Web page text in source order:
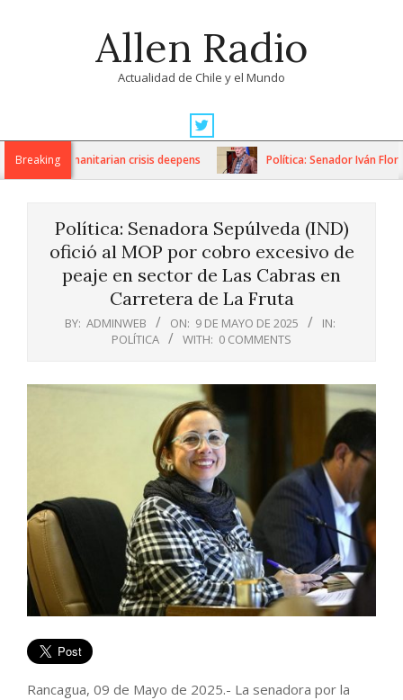
Allen Radio
Actualidad de Chile y el Mundo
Navigation
MenuBreaking
as humanitarian crisis deepens Política: Senador Iván Flores
Política: Senadora Sepúlveda (IND)
ofició al MOP por cobro excesivo de
peaje en sector de Las Cabras en
Carretera de La Fruta
BY: ADMINWEB ON: 9 DE MAYO DE 2025
IN:
POLÍTICA
WITH: 0 COMMENTS
Rancagua, 09 de Mayo de 2025.- La senadora por la